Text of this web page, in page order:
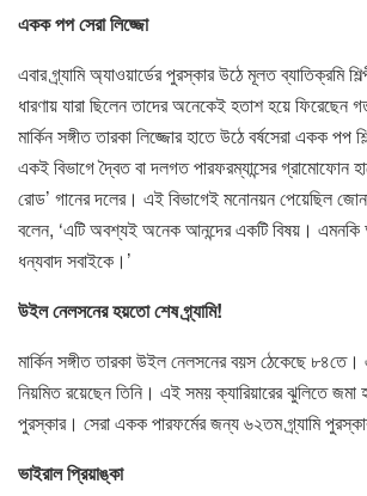
একক পপ সেরা লিজ্জো
এবার গ্র্যামি অ্যাওয়ার্ডের পুরস্কার উঠে মূলত ব্যাতিক্রমি
ধারণায় যারা ছিলেন তাদের অনেকেই হতাশ হয়ে ফিরেছেন
মার্কিন সঙ্গীত তারকা লিজ্জোর হাতে উঠে বর্ষসেরা একক পপ
একই বিভাগে দ্বৈত বা দলগত পারফরম্যান্সের গ্রামোফোন
রোড’ গানের দলের। এই বিভাগেই মনোনয়ন পেয়েছিল
বলেন, ‘এটি অবশ্যই অনেক আনন্দের একটি বিষয়। এমনকি
ধন্যবাদ সবাইকে।’
উইল নেলসনের হয়তো শেষ গ্র্যামি!
মার্কিন সঙ্গীত তারকা উইল নেলসনের বয়স ঠেকেছে
নিয়মিত রয়েছেন তিনি। এই সময় ক্যারিয়ারের ঝুলিতে
পুরস্কার। সেরা একক পারফর্মের জন্য ৬২তম গ্র্যামি
ভাইরাল প্রিয়াঙ্কা